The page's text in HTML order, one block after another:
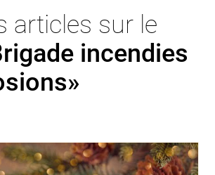
articles sur le
incendies